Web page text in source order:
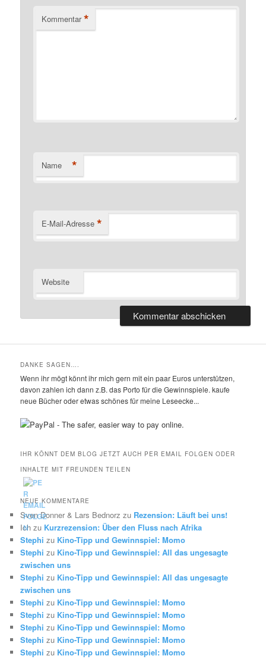
Kommentar *
Name *
E-Mail-Adresse *
Website
DANKE SAGEN….
Wenn ihr mögt könnt ihr mich gern mit ein paar Euros unterstützen,
davon zahlen ich dann z.B. das Porto für die Gewinnspiele. kaufe
neue Bücher oder etwas schönes für meine Leseecke...
IHR KÖNNT DEM BLOG JETZT AUCH PER EMAIL FOLGEN ODER
INHALTE MIT FREUNDEN TEILEN
NEUE KOMMENTARE
Sven Donner & Lars Bednorz zu Rezension: Läuft bei uns!
Ich zu Kurzrezension: Über den Fluss nach Afrika
Stephi zu Kino-Tipp und Gewinnspiel: Momo
Stephi zu Kino-Tipp und Gewinnspiel: All das ungesagte
zwischen uns
Stephi zu Kino-Tipp und Gewinnspiel: All das ungesagte
zwischen uns
Stephi zu Kino-Tipp und Gewinnspiel: Momo
Stephi zu Kino-Tipp und Gewinnspiel: Momo
Stephi zu Kino-Tipp und Gewinnspiel: Momo
Stephi zu Kino-Tipp und Gewinnspiel: Momo
Stephi zu Kino-Tipp und Gewinnspiel: Momo